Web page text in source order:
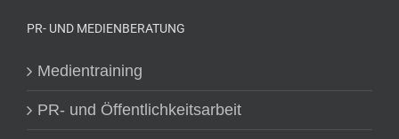
PR- UND MEDIENBERATUNG
Medientraining
PR- und Öffentlichkeitsarbeit